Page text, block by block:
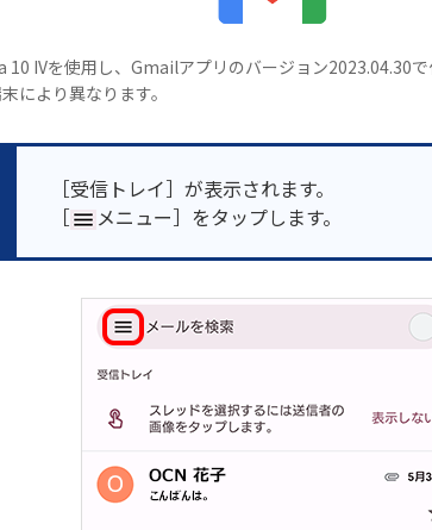
IVを使用し、Gmailアプリのバージョン2023.04.30
により異なります。
［受信トレイ］が表示されます。
［
メニュー］をタップします。